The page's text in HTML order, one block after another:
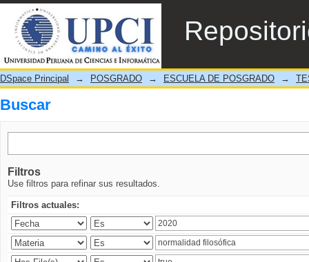
Buscar
DSpace Principal → POSGRADO → ESCUELA DE POSGRADO →
Buscar
Filtros
Use filtros para refinar sus resultados.
Filtros actuales: